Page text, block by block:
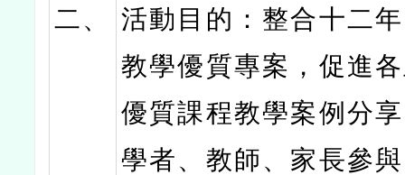
二、
活動目的：整合十二
教學優質專案，促進
優質課程教學案例分
學者、教師、家長參